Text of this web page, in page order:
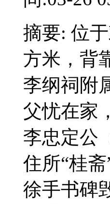
摘要: 位
方米，背
李纲祠附
父忧在家
李忠定公
住所“桂
徐手书碑